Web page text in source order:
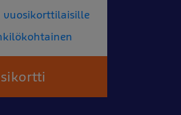
vuosikorttilaisille